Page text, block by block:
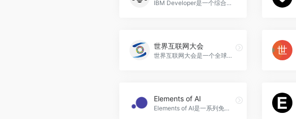
IBM Developer是一个综合性的开发者平台，提供丰富的技术培训、实践项目和开源创新机会，帮助开发者学习最新技术、构建解决方案并参与开源项目，IBM Developer官网入口网址
世界互联网大会
世界互联网大会是一个全球性的互联网盛会，旨在促进全球互联网行业的交流与合作。大会每年举办一次，吸引了来自全球各地的政府官员、企业家、学者和技术专家参与。通过世界互联网大会，政府、企业和学术界可以分享他们在互联网领域的最新成果和经验，探讨互联网发展的热点问题和挑战，寻找商机和合作伙伴，推动互联网技术的创新和发展，世界互联网大会官网入口网址
Elements of AI
Elements of AI是一系列免费在线课程，旨在向非专业人士介绍人工智能的基础知识，无需编程或复杂数学，让您轻松了解AI的应用和影响，Elements of AI官网入口网址